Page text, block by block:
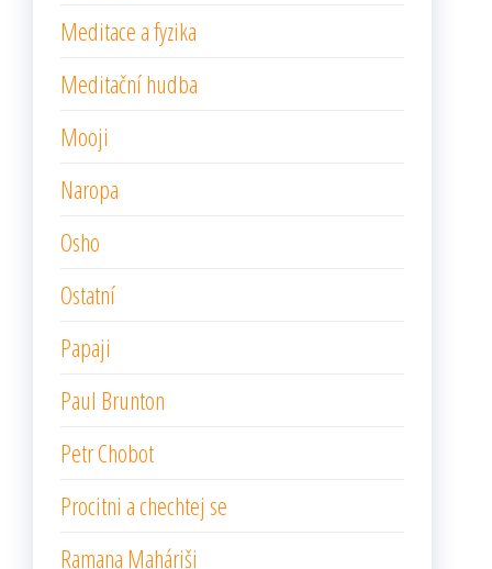
Meditace a fyzika
Meditační hudba
Mooji
Naropa
Osho
Ostatní
Papaji
Paul Brunton
Petr Chobot
Procitni a chechtej se
Ramana Maháriši